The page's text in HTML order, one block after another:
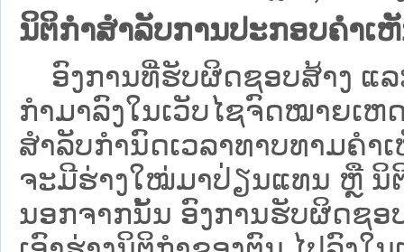
ນິຕິກຳສຳລັບການປະກອບຄຳເ
ອົງການທີ່ຮັບຜິດຊອບສ້າງ ແລ
ກຳມາລົງໃນ​ເວັບ​ໄຊຈົດໝາຍເຫ
ສໍາລັບກໍານົດເວລາທາບທາມຄໍ
ຈະມີຮ່າງໃໝ່ມາປ່ຽນແທນ ຫຼື ນິ
ນອກຈາກນັ້ນ ອົງການຮັບຜິດຊອ